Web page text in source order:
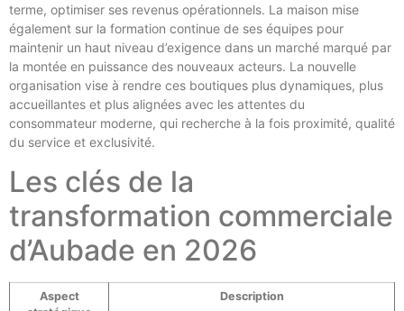
terme, optimiser ses revenus opérationnels. La maison mise
également sur la formation continue de ses équipes pour
maintenir un haut niveau d’exigence dans un marché marqué par
la montée en puissance des nouveaux acteurs. La nouvelle
organisation vise à rendre ces boutiques plus dynamiques, plus
accueillantes et plus alignées avec les attentes du
consommateur moderne, qui recherche à la fois proximité, qualité
du service et exclusivité.
Les clés de la
transformation commerciale
d’Aubade en 2026
Aspect
Description